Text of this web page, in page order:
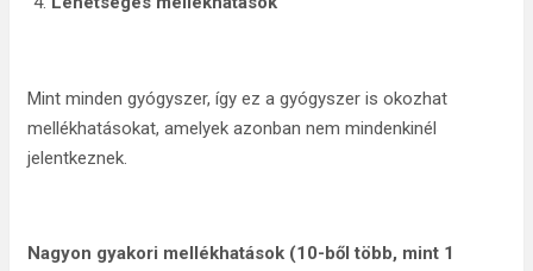
Mint minden gyógyszer, így ez a gyógyszer is okozhat
mellékhatásokat, amelyek azonban nem mindenkinél
jelentkeznek.
Nagyon gyakori mellékhatások (10-ből több, mint 1